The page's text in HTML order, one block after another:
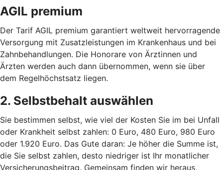
AGIL premium
Der Tarif AGIL premium garantiert weltweit hervorragende
Versorgung mit Zusatzleistungen im Krankenhaus und bei
Zahnbehandlungen. Die Honorare von Ärztinnen und
Ärzten werden auch dann übernommen, wenn sie über
dem Regelhöchstsatz liegen.
2. Selbstbehalt auswählen
Sie bestimmen selbst, wie viel der Kosten Sie im bei Unfall
oder Krankheit selbst zahlen: 0 Euro, 480 Euro, 980 Euro
oder 1.920 Euro. Das Gute daran: Je höher die Summe ist,
die Sie selbst zahlen, desto niedriger ist Ihr monatlicher
Versicherungsbeitrag. Gemeinsam finden wir heraus,